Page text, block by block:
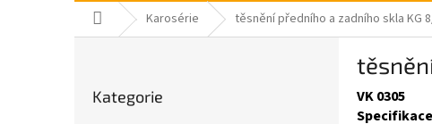
Domů Karosérie těsnění předního a zadního skla KG
kategorie
Kategorie
VK 0305
Specifikace